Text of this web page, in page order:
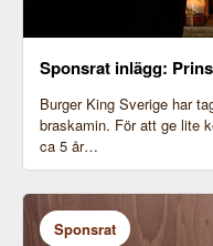
Sponsrat inlägg:
Burger King Sverige har
braskamin. För att ge lite
ca 5 år…
Sponsrat